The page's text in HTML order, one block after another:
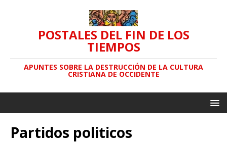
POSTALES DEL FIN DE LOS
TIEMPOS
APUNTES SOBRE LA DESTRUCCIÓN DE LA CULTURA
CRISTIANA DE OCCIDENTE
Partidos politicos